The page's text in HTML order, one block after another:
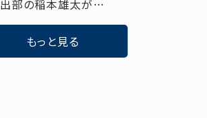
出部の稲本雄太が…
もっと見る